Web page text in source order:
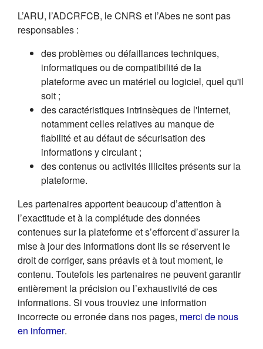
L’ARU, l’ADCRFCB, le CNRS et l’Abes ne sont pas
responsables :
des problèmes ou défaillances techniques,
informatiques ou de compatibilité de la
plateforme avec un matériel ou logiciel, quel qu'il
soit ;
des caractéristiques intrinsèques de l'Internet,
notamment celles relatives au manque de
fiabilité et au défaut de sécurisation des
informations y circulant ;
des contenus ou activités illicites présents sur la
plateforme.
Les partenaires apportent beaucoup d’attention à
l’exactitude et à la complétude des données
contenues sur la plateforme et s’efforcent d’assurer la
mise à jour des informations dont ils se réservent le
droit de corriger, sans préavis et à tout moment, le
contenu. Toutefois les partenaires ne peuvent garantir
entièrement la précision ou l’exhaustivité de ces
informations. Si vous trouviez une information
incorrecte ou erronée dans nos pages, merci de nous
en informer(s'ouvre dans un nouvel onglet)
.